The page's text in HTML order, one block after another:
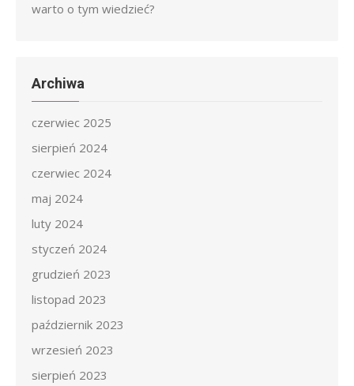
warto o tym wiedzieć?
Archiwa
czerwiec 2025
sierpień 2024
czerwiec 2024
maj 2024
luty 2024
styczeń 2024
grudzień 2023
listopad 2023
październik 2023
wrzesień 2023
sierpień 2023